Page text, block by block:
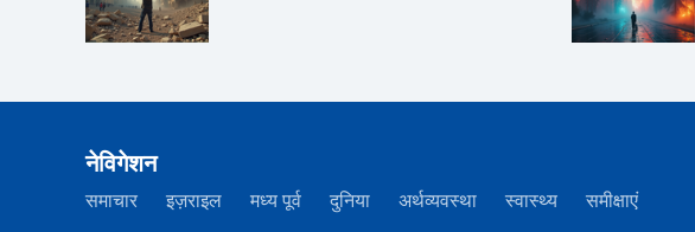
नेविगेशन
समाचार इज़राइल मध्य पूर्व दुनिया अर्थव्यवस्था स्वास्थ्य समीक्षाएं